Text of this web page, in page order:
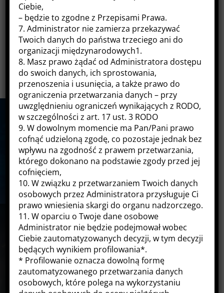

DOSTARCZANIE SPRZĘTU
KOMPUTEROWEGO
NASZAMISJA
Misją naszej firmy jest świadczenie
profesjonalnych usług IT za rozsądną cenę
OUTSOURCING IT I POJEDYNCZE
ZLECENIA
Przyjmujemy tzw. outsourcing IT oraz
pojedyncze zlecenia. Dla skrócenia czasu
oczekiwania, o ile to możliwe, wykorzystujemy
Ciebie,
– będzie to zgodne z Przepisami Prawa.
7. Administrator nie zamierza przekazywać
Twoich danych do państwa trzeciego ani do
organizacji międzynarodowych1.
8. Masz prawo żądać od Administratora dostępu
do swoich danych, ich sprostowania,
przenoszenia i usunięcia, a także prawo do
ograniczenia przetwarzania danych – przy
uwzględnieniu ograniczeń wynikających z RODO,
w szczególności z art. 17 ust. 3 RODO
9. W dowolnym momencie ma Pan/Pani prawo
cofnąć udzieloną zgodę, co pozostaje jednak bez
wpływu na zgodność z prawem przetwarzania,
którego dokonano na podstawie zgody przed jej
cofnięciem,
10. W związku z przetwarzaniem Twoich danych
osobowych przez Administratora przysługuje Ci
prawo wniesienia skargi do organu nadzorczego.
11. W oparciu o Twoje dane osobowe
Administrator nie będzie podejmował wobec
Ciebie zautomatyzowanych decyzji, w tym decyzji
będących wynikiem profilowania*.
* Profilowanie oznacza dowolną formę
zautomatyzowanego przetwarzania danych
osobowych, które polega na wykorzystaniu